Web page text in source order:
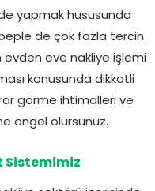
yapmak hususunda
de çok fazla tercih
eve nakliye işlemi
konusunda dikkatli
görme ihtimalleri ve
engel olursunuz.
Sistemimiz